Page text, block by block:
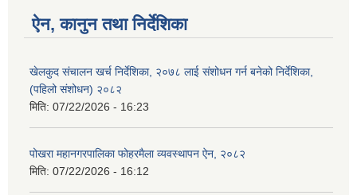
ऐन, कानुन तथा निर्देशिका
खेलकुद संचालन खर्च निर्देशिका, २०७८ लाई संशोधन गर्न बनेको निर्देशिका,
(पहिलो संशोधन) २०८२
मिति: 07/22/2026 - 16:23
पोखरा महानगरपालिका फोहरमैला व्यवस्थापन ऐन, २०८२
मिति: 07/22/2026 - 16:12